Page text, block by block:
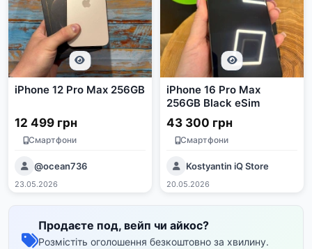
iPhone 12 Pro Max 256GB
12 499 грн
Смартфони
@ocean736
23.05.2026
iPhone 16 Pro Max
256GB Black eSim
43 300 грн
Смартфони
Kostyantin iQ Store
20.05.2026
Продаєте под, вейп чи айкос?
Розмістіть оголошення безкоштовно за хвилину.